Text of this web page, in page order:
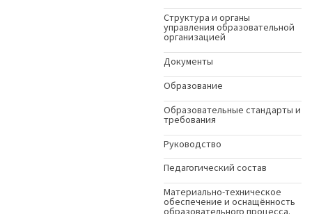
Структура и органы
управления образовательной
организацией
Документы
Образование
Образовательные стандарты и
требования
Руководство
Педагогический состав
Материально-техническое
обеспечение и оснащённость
образовательного процесса.